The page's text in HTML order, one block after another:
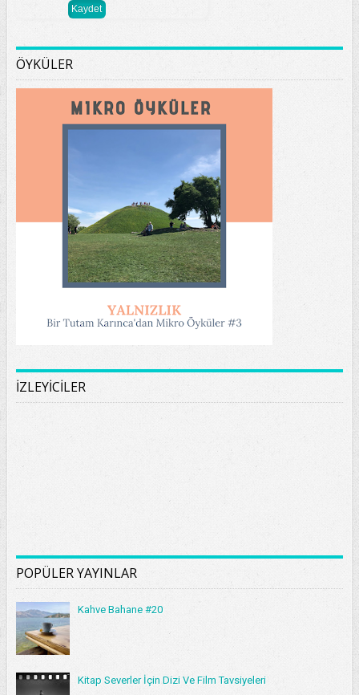
ÖYKÜLER
İZLEYİCİLER
POPÜLER YAYINLAR
Kahve Bahane #20
Kitap Severler İçin Dizi Ve Film Tavsiyeleri